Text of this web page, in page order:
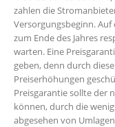
zahlen die
Versorgungsbeginn. Auf
zum Ende des Jahres
warten. Eine
geben, denn durch
Preiserhöhungen
Preisgarantie sollte der
können, durch die
abgesehen von